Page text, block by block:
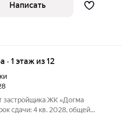
Написать
· 1 этаж из 12
застройщика ЖК «Догма
сдачи: 4 кв. 2028, общей